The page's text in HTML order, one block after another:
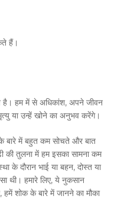
हैं।
है। हम में से अधिकांश, अपने जीवन
या उन्हें खोने का अनुभव करेंगे।
बारे में बहुत कम सोचते और बात
की तुलना में हम इसका सामना कम
के दौरान भाई या बहन, दोस्त या
थी। हमारे लिए, ये नुकसान
शोक के बारे में जानने का मौका